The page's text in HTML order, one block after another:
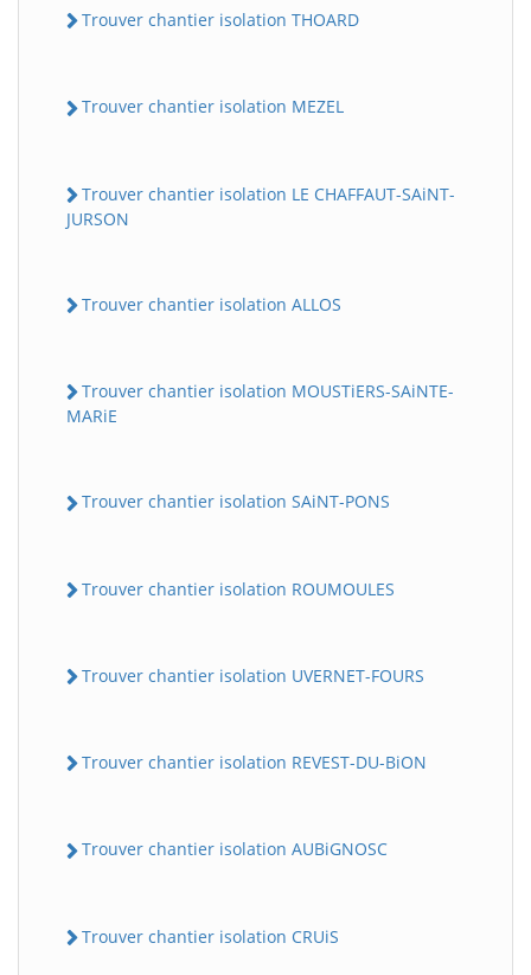
Trouver chantier isolation THOARD
Trouver chantier isolation MEZEL
Trouver chantier isolation LE CHAFFAUT-SAiNT-
JURSON
Trouver chantier isolation ALLOS
Trouver chantier isolation MOUSTiERS-SAiNTE-
MARiE
Trouver chantier isolation SAiNT-PONS
Trouver chantier isolation ROUMOULES
Trouver chantier isolation UVERNET-FOURS
Trouver chantier isolation REVEST-DU-BiON
Trouver chantier isolation AUBiGNOSC
Trouver chantier isolation CRUiS